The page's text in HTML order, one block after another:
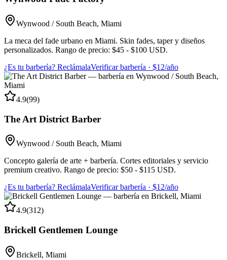
Wynwood / South Beach, Miami
La meca del fade urbano en Miami. Skin fades, taper y diseños
personalizados. Rango de precio: $45 - $100 USD.
¿Es tu barbería? ReclámalaVerificar barbería · $12/año
4.9(99)
The Art District Barber
Wynwood / South Beach, Miami
Concepto galería de arte + barbería. Cortes editoriales y servicio
premium creativo. Rango de precio: $50 - $115 USD.
¿Es tu barbería? ReclámalaVerificar barbería · $12/año
4.9(312)
Brickell Gentlemen Lounge
Brickell, Miami